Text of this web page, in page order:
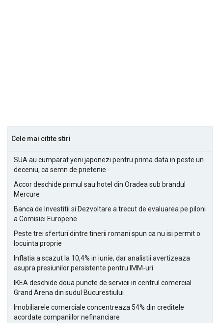
Cele mai citite stiri
SUA au cumparat yeni japonezi pentru prima data in peste un
deceniu, ca semn de prietenie
Accor deschide primul sau hotel din Oradea sub brandul
Mercure
Banca de Investitii si Dezvoltare a trecut de evaluarea pe piloni
a Comisiei Europene
Peste trei sferturi dintre tinerii romani spun ca nu isi permit o
locuinta proprie
Inflatia a scazut la 10,4% in iunie, dar analistii avertizeaza
asupra presiunilor persistente pentru IMM-uri
IKEA deschide doua puncte de servicii in centrul comercial
Grand Arena din sudul Bucurestiului
Imobiliarele comerciale concentreaza 54% din creditele
acordate companiilor nefinanciare